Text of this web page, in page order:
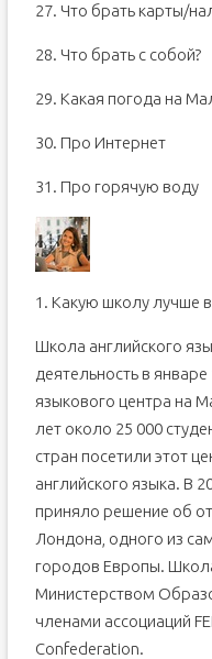
27. Что брать карты/
28. Что брать с собой?
29. Какая погода на
30. Про Интернет
31. Про горячую воду
1. Какую школу лучше
Школа английского
деятельность в
языкового центра на
лет около 25 000
стран посетили этот
английского языка. В
приняло решение об
Лондона, одного из
городов Европы.
Министерством
членами ассоциаций
Confederation.